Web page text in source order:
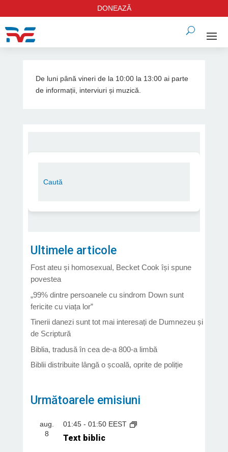
DONEAZĂ
De luni până vineri de la 10:00 la 13:00 ai parte
de informații, interviuri și muzică.
Ultimele articole
Fost ateu și homosexual, Becket Cook își spune
povestea
„99% dintre persoanele cu sindrom Down sunt
fericite cu viața lor”
Tinerii danezi sunt tot mai interesați de Dumnezeu și
de Scriptură
Biblia, tradusă în cea de-a 800-a limbă
Biblii distribuite lângă o școală, oprite de poliție
Următoarele emisiuni
aug.
8
01:45- 01:50 EEST
Text biblic